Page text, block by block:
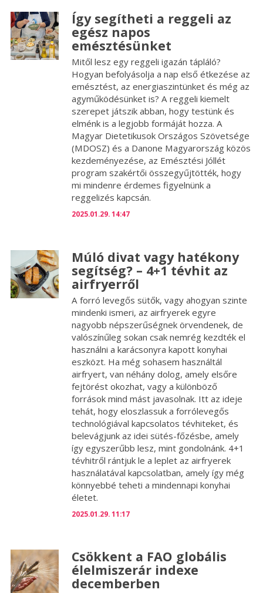
Így segítheti a reggeli az
egész napos
emésztésünket
Mitől lesz egy reggeli igazán tápláló?
Hogyan befolyásolja a nap első étkezése az
emésztést, az energiaszintünket és még az
agyműködésünket is? A reggeli kiemelt
szerepet játszik abban, hogy testünk és
elménk is a legjobb formáját hozza. A
Magyar Dietetikusok Országos Szövetsége
(MDOSZ) és a Danone Magyarország közös
kezdeményezése, az Emésztési Jóllét
program szakértői összegyűjtötték, hogy
mi mindenre érdemes figyelnünk a
reggelizés kapcsán.
2025.01.29. 14:47
Múló divat vagy hatékony
segítség? – 4+1 tévhit az
airfryerről
A forró levegős sütők, vagy ahogyan szinte
mindenki ismeri, az airfryerek egyre
nagyobb népszerűségnek örvendenek, de
valószínűleg sokan csak nemrég kezdték el
használni a karácsonyra kapott konyhai
eszközt. Ha még sohasem használtál
airfryert, van néhány dolog, amely elsőre
fejtörést okozhat, vagy a különböző
források mind mást javasolnak. Itt az ideje
tehát, hogy eloszlassuk a forrólevegős
technológiával kapcsolatos tévhiteket, és
belevágjunk az idei sütés-főzésbe, amely
így egyszerűbb lesz, mint gondolnánk. 4+1
tévhitről rántjuk le a leplet az airfryerek
használatával kapcsolatban, amely így még
könnyebbé teheti a mindennapi konyhai
életet.
2025.01.29. 11:17
Csökkent a FAO globális
élelmiszerár indexe
decemberben